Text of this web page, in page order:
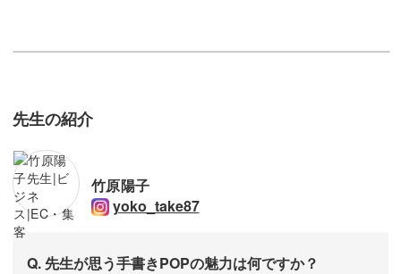
先生の紹介
竹原陽子
yoko_take87
Q. 先生が思う手書きPOPの魅力は何ですか？